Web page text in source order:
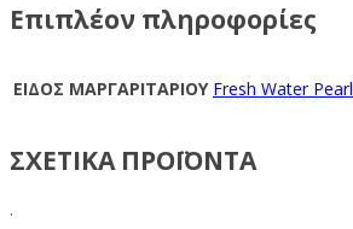
Επιπλέον πληροφορίες
ΕΙΔΟΣ ΜΑΡΓΑΡΙΤΑΡΙΟΥ Fresh Water Pearl
ΣΧΕΤΙΚΑ ΠΡΟΪΟΝΤΑ
.